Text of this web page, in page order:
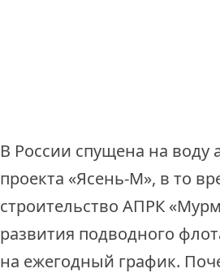
В России спущена на воду
проекта «Ясень-М», в то
строительство АПРК
развития подводного
на ежегодный график.